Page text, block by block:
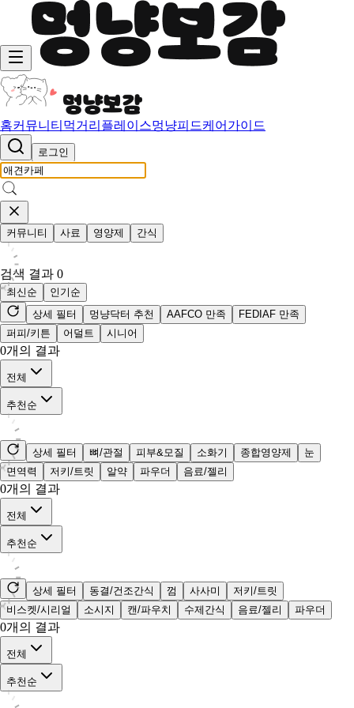
홈커뮤니티 먹거리 플레이스멍냥피드케어가이드
로그인
커뮤니티 사료 영양제 간식
검색 결과 0
최신순
인기순
상세 필터
멍냥닥터 추천 AAFCO 만족
FEDIAF 만족
퍼피/키튼
어덜트 시니어
0개의 결과
전체
추천순
상세 필터 뼈/관절 피부&모질 소화기 종합영양제
눈
면역력
저키/트릿 알약 파우더 음료/젤리
0개의 결과
전체
추천순
상세 필터 동결/건조간식 껌 사사미
저키/트릿
비스켓/시리얼
소시지 캔/파우치 수제간식 음료/젤리 파우더
0개의 결과
전체
추천순